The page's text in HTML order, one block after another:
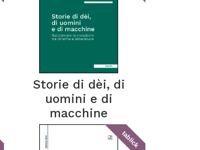
Storie di dèi, di
uomini e di
macchine
tablick